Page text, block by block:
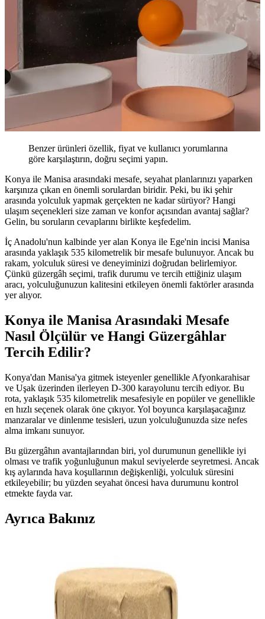
Benzer ürünleri özellik, fiyat ve kullanıcı yorumlarına
göre karşılaştırın, doğru seçimi yapın.
Konya ile Manisa arasındaki mesafe, seyahat planlarınızı yaparken
karşınıza çıkan en önemli sorulardan biridir. Peki, bu iki şehir
arasında yolculuk yapmak gerçekten ne kadar sürüyor? Hangi
ulaşım seçenekleri size zaman ve konfor açısından avantaj sağlar?
Gelin, bu soruların cevaplarını birlikte keşfedelim.
İç Anadolu'nun kalbinde yer alan Konya ile Ege'nin incisi Manisa
arasında yaklaşık 535 kilometrelik bir mesafe bulunuyor. Ancak bu
rakam, yolculuk süresi ve deneyiminizi doğrudan belirlemiyor.
Çünkü güzergâh seçimi, trafik durumu ve tercih ettiğiniz ulaşım
aracı, yolculuğunuzun kalitesini etkileyen önemli faktörler arasında
yer alıyor.
Konya ile Manisa Arasındaki Mesafe
Nasıl Ölçülür ve Hangi Güzergâhlar
Tercih Edilir?
Konya'dan Manisa'ya gitmek isteyenler genellikle Afyonkarahisar
ve Uşak üzerinden ilerleyen D-300 karayolunu tercih ediyor. Bu
rota, yaklaşık 535 kilometrelik mesafesiyle en popüler ve genellikle
en hızlı seçenek olarak öne çıkıyor. Yol boyunca karşılaşacağınız
manzaralar ve dinlenme tesisleri, uzun yolculuğunuzda size nefes
alma imkanı sunuyor.
Bu güzergâhın avantajlarından biri, yol durumunun genellikle iyi
olması ve trafik yoğunluğunun makul seviyelerde seyretmesi. Ancak
kış aylarında hava koşullarının değişkenliği, yolculuk süresini
etkileyebilir; bu yüzden seyahat öncesi hava durumunu kontrol
etmekte fayda var.
Ayrıca Bakınız
Piyasa Durumu Analizi
Konya'daki un fiyatları, tarım maliyetleri, iklim ve piyasa
dinamikleriyle şekilleniyor. Güncel veriler ve ekonomik göstergeler
ışığında fiyat dalgalanmaları analiz ediliyor.